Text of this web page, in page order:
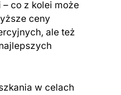
co z kolei może
ceny
ale też
w celach